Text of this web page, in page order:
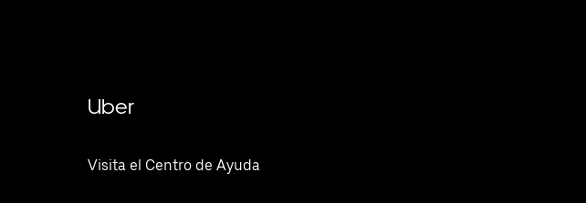
Uber
Visita el Centro de Ayuda